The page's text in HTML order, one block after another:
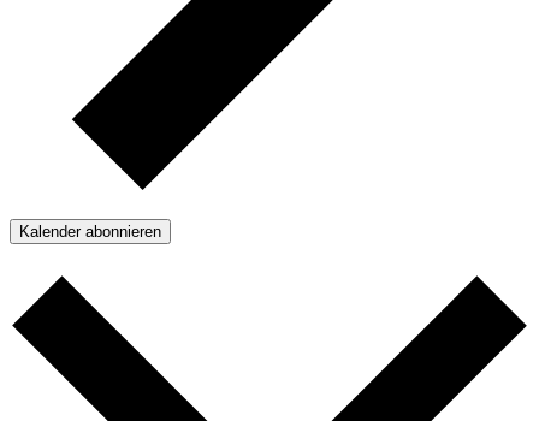
Kalender abonnieren